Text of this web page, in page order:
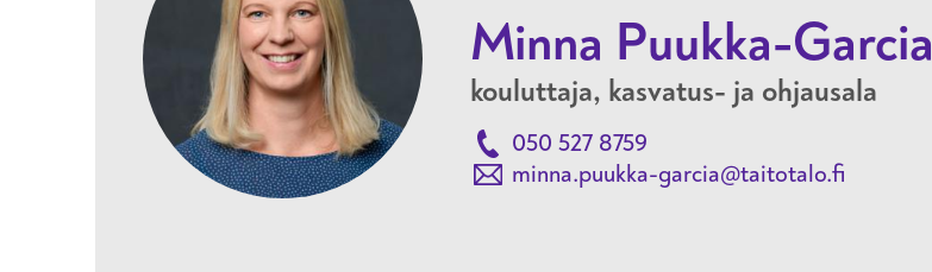
Minna Puukka-Garcia
kouluttaja, kasvatus- ja ohjausala
050 527 8759
minna.puukka-garcia@taitotalo.fi